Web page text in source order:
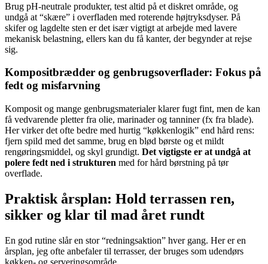
Brug pH-neutrale produkter, test altid på et diskret område, og
undgå at “skære” i overfladen med roterende højtryksdyser. På
skifer og lagdelte sten er det især vigtigt at arbejde med lavere
mekanisk belastning, ellers kan du få kanter, der begynder at rejse
sig.
Kompositbrædder og genbrugsoverflader: Fokus på
fedt og misfarvning
Komposit og mange genbrugsmaterialer klarer fugt fint, men de kan
få vedvarende pletter fra olie, marinader og tanniner (fx fra blade).
Her virker det ofte bedre med hurtig “køkkenlogik” end hård rens:
fjern spild med det samme, brug en blød børste og et mildt
rengøringsmiddel, og skyl grundigt. Det vigtigste er at undgå at
polere fedt ned i strukturen med for hård børstning på tør
overflade.
Praktisk årsplan: Hold terrassen ren,
sikker og klar til mad året rundt
En god rutine slår en stor “redningsaktion” hver gang. Her er en
årsplan, jeg ofte anbefaler til terrasser, der bruges som udendørs
køkken- og serveringsområde.